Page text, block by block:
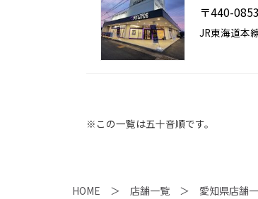
〒440-
JR東海道本
※この一覧は五十音順です。
HOME 店舗一覧 愛知県店舗